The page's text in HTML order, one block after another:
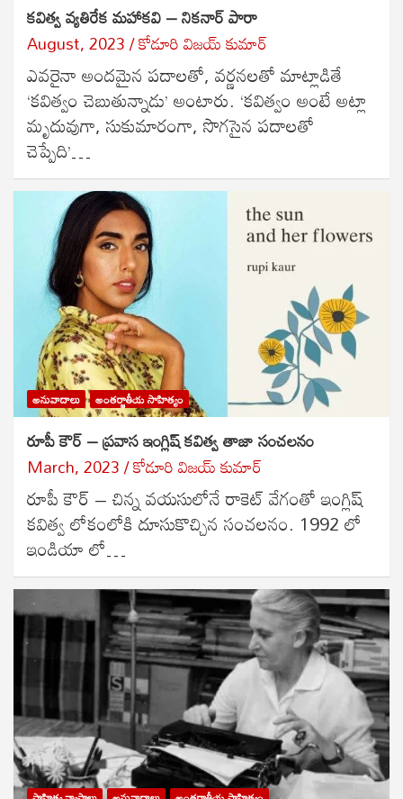
కవిత్వ వ్యతిరేక మహాకవి – నికనార్ పారా
August, 2023 కోడూరి విజయ్ కుమార్
ఎవరైనా అందమైన పదాలతో, వర్ణనలతో మాట్లాడితే
‘కవిత్వం చెబుతున్నాడు’ అంటారు. ‘కవిత్వం అంటే అట్లా
మృదువుగా, సుకుమారంగా, సొగసైన పదాలతో
చెప్పేది’…
అనువాదాలు అంతర్జాతీయ సాహిత్యం
రూపీ కౌర్ – ప్రవాస ఇంగ్లిష్ కవిత్వ తాజా సంచలనం
March, 2023 కోడూరి విజయ్ కుమార్
రూపీ కౌర్ – చిన్న వయసులోనే రాకెట్ వేగంతో ఇంగ్లిష్
కవిత్వ లోకంలోకి దూసుకొచ్చిన సంచలనం. 1992 లో
ఇండియా లో…